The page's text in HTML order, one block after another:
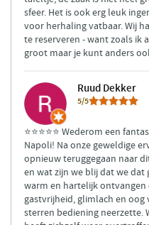
sfeer. Het is ook erg leuk
voor herhaling vatbaar. Wij
te reserveren - want zoals ik
groot maar je kunt anders
Ruud Dekker
5/5
⭐️⭐️⭐️⭐️⭐️ Wederom een
Napoli! Na onze geweldige
opnieuw teruggegaan naar
en wat zijn we blij dat we dat
warm en hartelijk
gastvrijheid, glimlach en
sterren bediening neerzette.